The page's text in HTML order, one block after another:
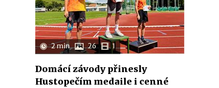
2 min 26 1
Domácí závody přinesly
Hustopečím medaile i cenné